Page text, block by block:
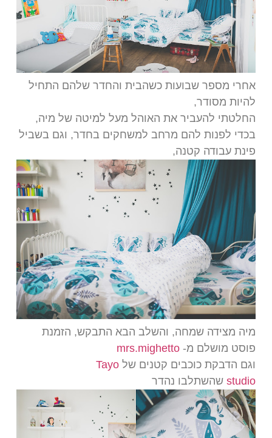
אחרי מספר שבועות כשהבית והחדר שלהם התחיל
להיות מסודר,
החלטתי להעביר את האוהל מעל למיטה של מיה,
בכדי לפנות להם מרחב למשחקים בחדר, וגם בשביל
פינת עבודה קטנה,
מיה מצידה שמחה, והשלב הבא התבקש, הזמנת
פוסט מושלם מ- mrs.mighetto
וגם הדבקת כוכבים קטנים של Tayo
studioשהשתלבו נהדר